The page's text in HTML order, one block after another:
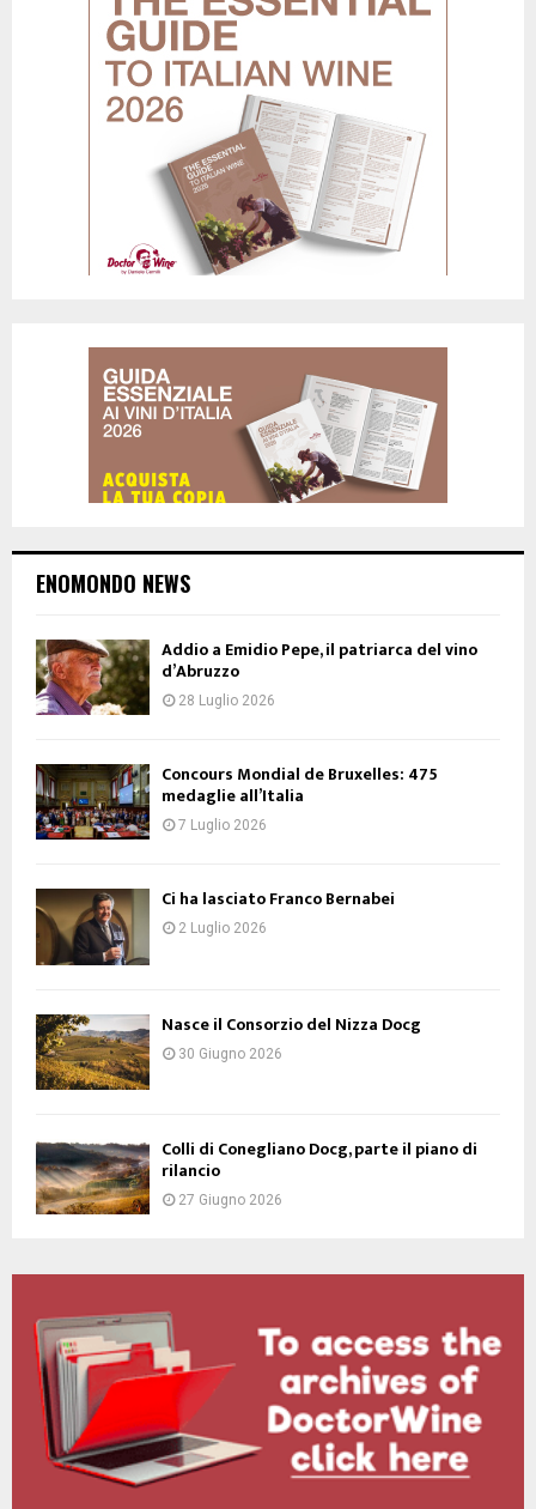
ENOMONDO NEWS
Addio a Emidio Pepe, il patriarca del vino
d’Abruzzo
28 Luglio 2026
Concours Mondial de Bruxelles: 475
medaglie all’Italia
7 Luglio 2026
Ci ha lasciato Franco Bernabei
2 Luglio 2026
Nasce il Consorzio del Nizza Docg
30 Giugno 2026
Colli di Conegliano Docg, parte il piano di
rilancio
27 Giugno 2026